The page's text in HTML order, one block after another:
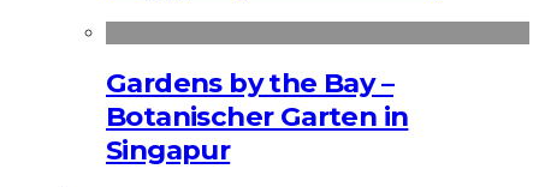
Gardens by the Bay –
Botanischer Garten in
Singapur